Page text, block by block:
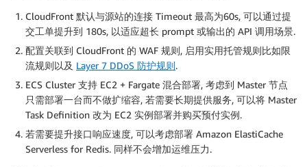
CloudFront 默认与源站的连接 Timeout 最高为60s, 可以通过提
交工单提升到 180s, 以适应超长 prompt 或输出的 API 调用场景.
配置关联到 CloudFront 的 WAF 规则, 启用实用托管规则比如限
流规则以及 Layer 7 DDoS 防护规则.
ECS Cluster 支持 EC2 + Fargate 混合部署, 考虑到 Master 节点
只需部署一台而不做扩缩容, 若需要长期提供服务, 可以将 Master
Task Definition 改为 EC2 实例部署并购买预付实例.
若需要提升接口响应速度, 可以考虑部署 Amazon ElastiCache
Serverless for Redis. 同样不会增加运维压力.